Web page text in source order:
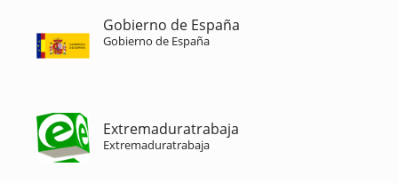
Gobierno de España
Gobierno de España
Extremaduratrabaja
Extremaduratrabaja